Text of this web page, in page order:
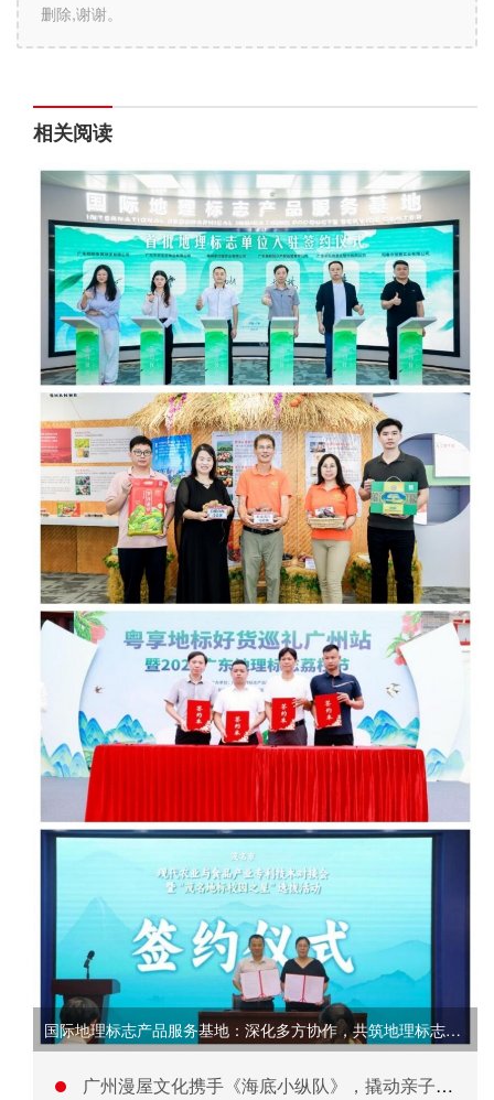
删除,谢谢。
相关阅读
国际地理标志产品服务基地：深化多方协作，共筑地理标志品牌发展
广州漫屋文化携手《海底小纵队》，撬动亲子潮玩消费新市场